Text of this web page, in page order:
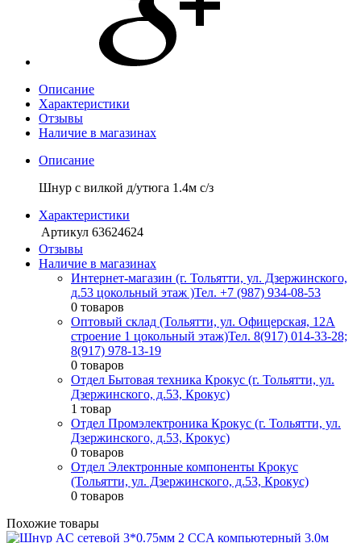
Описание
Характеристики
Отзывы
Наличие в магазинах
Описание
Шнур с вилкой д/утюга 1.4м с/з
Характеристики
Артикул 63624624
Отзывы
Наличие в магазинах
Интернет-магазин (г. Тольятти, ул. Дзержинского,
д.53 цокольный этаж )Тел. +7 (987) 934-08-53
0 товаров
Оптовый склад (Тольятти, ул. Офицерская, 12А
строение 1 цокольный этаж)Тел. 8(917) 014-33-28;
8(917) 978-13-19
0 товаров
Отдел Бытовая техника Крокус (г. Тольятти, ул.
Дзержинского, д.53, Крокус)
1 товар
Отдел Промэлектроника Крокус (г. Тольятти, ул.
Дзержинского, д.53, Крокус)
0 товаров
Отдел Электронные компоненты Крокус
(Тольятти, ул. Дзержинского, д.53, Крокус)
0 товаров
Похожие товары